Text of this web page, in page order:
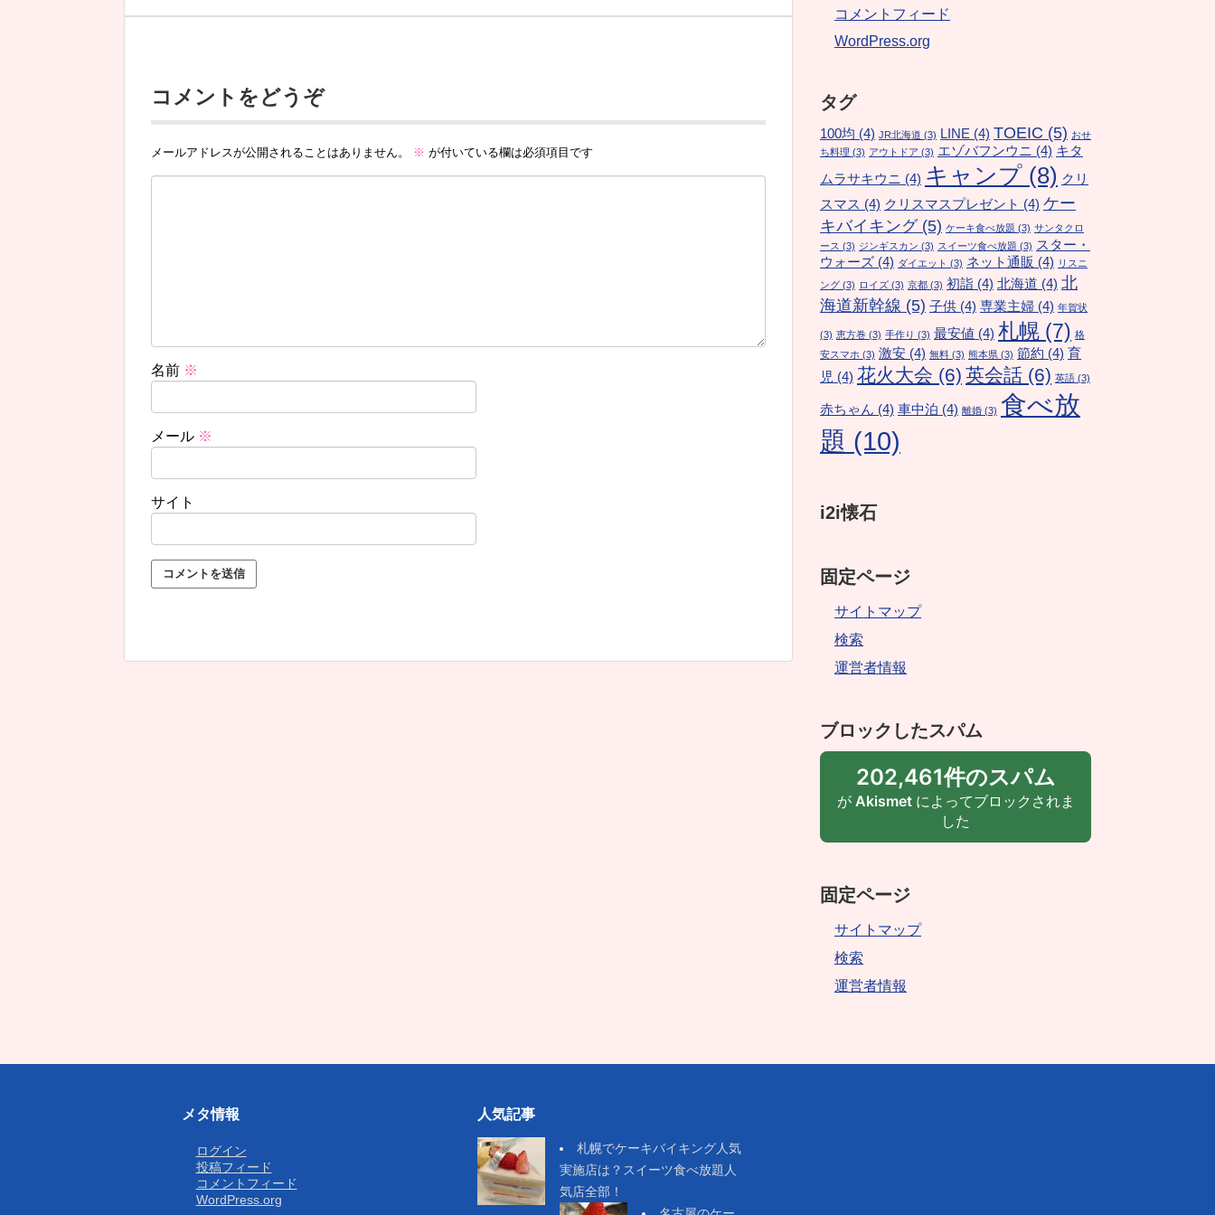
コメントをどうぞ
メールアドレスが公開されることはありません。 ※ が付いている欄は必須項目です
名前 ※
メール ※
サイト
コメントフィード
WordPress.org
タグ
100均 (4) JR北海道 (3) LINE (4) TOEIC (5) おせ
ち料理 (3) アウトドア (3) エゾバフンウニ (4) キタ
ムラサキウニ (4) キャンプ (8) クリ
スマス (4) クリスマスプレゼント (4) ケー
キバイキング(5) ケーキ食べ放題 (3) サンタクロ
ース (3) ジンギスカン (3) スイーツ食べ放題 (3) スター・
ウォーズ (4) ダイエット (3) ネット通販 (4) リスニ
ング (3) ロイズ (3) 京都 (3) 初詣 (4) 北海道 (4) 北
海道新幹線 (5) 子供 (4) 専業主婦 (4) 年賀状
(3) 恵方巻 (3) 手作り (3) 最安値 (4) 札幌 (7) 格
安スマホ (3) 激安 (4) 無料 (3) 熊本県 (3) 節約 (4) 育
児 (4) 花火大会 (6) 英会話 (6) 英語 (3)
赤ちゃん (4) 車中泊 (4) 離婚 (3) 食べ放
題 (10)
i2i懐石
固定ページ
サイトマップ
検索
運営者情報
ブロックしたスパム
202,461件のスパム
が Akismetによってブロックされま
した
固定ページ
サイトマップ
検索
運営者情報
メタ情報
ログイン
投稿フィード
コメントフィード
WordPress.org
人気記事
札幌でケーキバイキング人気
実施店は？スイーツ食べ放題人
気店全部！